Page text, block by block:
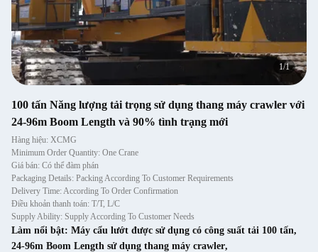
1/1
100 tấn Năng lượng tải trọng sử dụng thang máy crawler với
24-96m Boom Length và 90% tình trạng mới
Hàng hiệu: XCMG
Minimum Order Quantity: One Crane
Giá bán: Có thể đàm phán
Packaging Details: Packing According To Customer Requirements
Delivery Time: According To Order Confirmation
Điều khoản thanh toán: T/T, L/C
Supply Ability: Supply According To Customer Needs
Làm nổi bật: Máy cẩu lướt được sử dụng có công suất tải 100 tấn,
24-96m Boom Length sử dụng thang máy crawler,